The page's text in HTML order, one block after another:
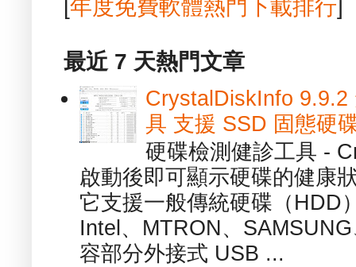
[年度免費軟體熱門下載排行]
最近 7 天熱門文章
CrystalDiskInfo 9.9.2
具 支援 SSD 固態硬
硬碟檢測健診工具 -
啟動後即可顯示硬碟的健康
它支援一般傳統硬碟（HDD
Intel、MTRON、
容部分外接式 USB ...